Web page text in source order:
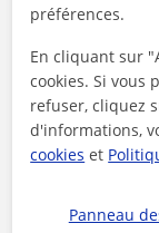
année de
soutien
compétences
je propose des
d'entreprise et
préférences.
En cliquant sur
cookies. Si vous
refuser, cliquez
d'informations,
cookies et
Panneau